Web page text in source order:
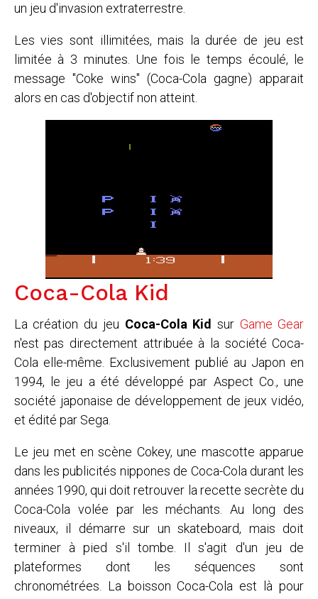
un jeu d'invasion extraterrestre.
Les vies sont illimitées, mais la durée de jeu est
limitée à 3 minutes. Une fois le temps écoulé, le
message "Coke wins" (Coca-Cola gagne) apparait
alors en cas d'objectif non atteint.
Coca-Cola Kid
La création du jeu Coca-Cola Kid sur Game Gear
n'est pas directement attribuée à la société Coca-
Cola elle-même. Exclusivement publié au Japon en
1994, le jeu a été développé par Aspect Co., une
société japonaise de développement de jeux vidéo,
et édité par Sega.
Le jeu met en scène Cokey, une mascotte apparue
dans les publicités nippones de Coca-Cola durant les
années 1990, qui doit retrouver la recette secrète du
Coca-Cola volée par les méchants. Au long des
niveaux, il démarre sur un skateboard, mais doit
terminer à pied s'il tombe. Il s'agit d'un jeu de
plateformes dont les séquences sont
chronométrées. La boisson Coca-Cola est là pour